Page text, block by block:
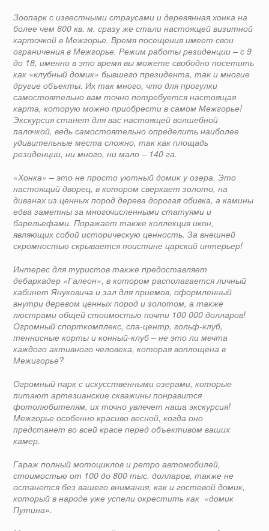
Зоопарк с известными страусами и деревянная хонка на
более чем 600 кв. м. сразу же стали настоящей визитной
карточкой в Межгорье. Время посещения имеет свои
ограничения в Межгорье. Режим работы резиденции – с 9
до 18, именно в это время вы можете свободно посетить
как «клубный домик» бывшего президента, так и многие
другие объекты. Их так много, что для прогулки
самостоятельно вам точно потребуется настоящая
карта, которую можно приобрести в самом Межгорье!
Экскурсия станет для вас настоящей волшебной
палочкой, ведь самостоятельно определить наиболее
удивительные места сложно, так как площадь
резиденции, ни много, ни мало – 140 га.
«Хонка» – это не просто уютный домик у озера. Это
настоящий дворец, в котором сверкает золото, на
диванах из ценных пород дерева дорогая обивка, а камины
едва заметны за многочисленными статуями и
барельефами. Поражает также коллекция икон,
являющих собой историческую ценность. За внешней
скромностью скрывается поистине царский интерьер!
Интерес для туристов также предоставляет
дебаркадер «Галеон», в котором располагается личный
кабинет Януковича и зал для приемов, оформленный
внутри деревом ценных пород и золотом, а также
люстрами общей стоимостью почти 100 000 долларов!
Огромный спорткомплекс, спа-центр, гольф-клуб,
теннисные корты и конный-клуб – не это ли мечта
каждого активного человека, которая воплощена в
Межигорье?
Огромный парк с искусственными озерами, которые
питают артезианские скважины понравится
фотолюбителям, их точно увлечет наша экскурсия!
Межгорье особенно красиво весной, когда оно
предстанет во всей красе перед объективом ваших
камер.
Гараж полный мотоциклов и ретро автомобилей,
стоимостью от 100 до 800 тыс. долларов, также не
останется без вашего внимания, как и гостевой домик,
который в народе уже успели окрестить как «домик
Путина».